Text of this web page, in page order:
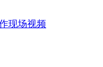
现场视频